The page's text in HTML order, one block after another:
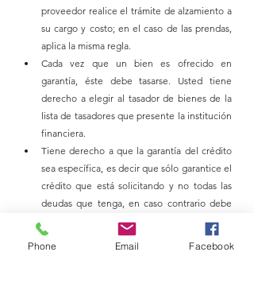
proveedor realice el trámite de alzamiento a
su cargo y costo; en el caso de las prendas,
aplica la misma regla.
Cada vez que un bien es ofrecido en
garantía, éste debe tasarse. Usted tiene
derecho a elegir al tasador de bienes de la
lista de tasadores que presente la institución
financiera.
Tiene derecho a que la garantía del crédito
sea específica, es decir que sólo garantice el
crédito que está solicitando y no todas las
deudas que tenga, en caso contrario debe
solicitarlo expresamente.
Phone Email Facebook